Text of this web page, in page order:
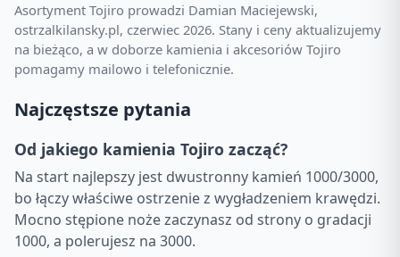
Asortyment Tojiro prowadzi Damian Maciejewski,
ostrzalkilansky.pl, czerwiec 2026. Stany i ceny aktualizujemy
na bieżąco, a w doborze kamienia i akcesoriów Tojiro
pomagamy mailowo i telefonicznie.
Najczęstsze pytania
Od jakiego kamienia Tojiro zacząć?
Na start najlepszy jest dwustronny kamień 1000/3000,
bo łączy właściwe ostrzenie z wygładzeniem krawędzi.
Mocno stępione noże zaczynasz od strony o gradacji
1000, a polerujesz na 3000.